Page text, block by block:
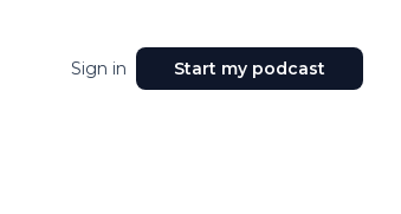
Sign in Start my podcast